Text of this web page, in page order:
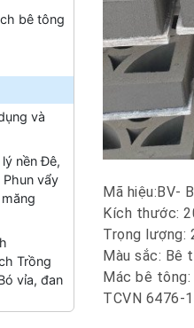
bê tông
và
nền Đê,
vẩy
Trồng
vỉa, đan
Mã hiệu:BV-
Kích thước:
Trọng lượng:
Màu sắc: Bê
Mác bê
TCVN 6476-